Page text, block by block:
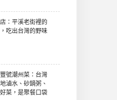
：平溪老街裡的
吃出台灣的野味
號潮州菜：台灣
滷水、砂鍋粥、
菜，是聚餐口袋